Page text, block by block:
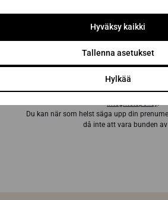
Hylkää
Tallenna asetukset
Hyväksy kaikki
Prenumerera på
Genom att prenumerera godkänner
integritetspolicy.
Du kan när som helst säga upp din
då inte att vara bunden av